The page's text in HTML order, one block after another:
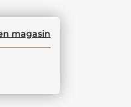
magasin